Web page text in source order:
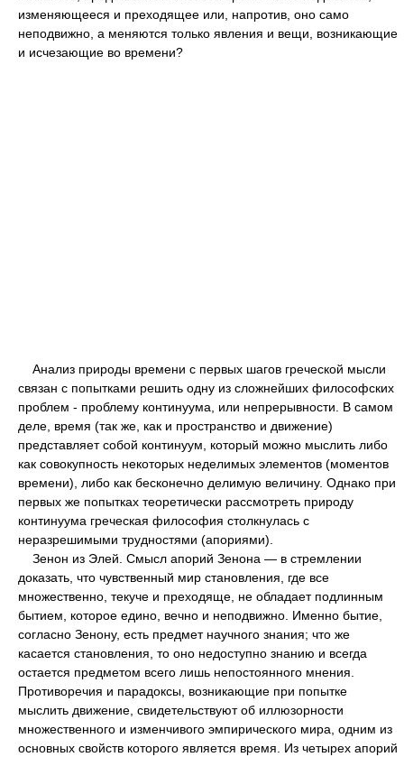
изменяющееся и преходящее или, напротив, оно само
неподвижно, а меняются только явления и вещи, возникающие
и исчезающие во времени?
Анализ природы времени с первых шагов греческой мысли
связан с попытками решить одну из сложнейших философских
проблем - проблему континуума, или непрерывности. В самом
деле, время (так же, как и пространство и движение)
представляет собой континуум, который можно мыслить либо
как совокупность некоторых неделимых элементов (моментов
времени), либо как бесконечно делимую величину. Однако при
первых же попытках теоретически рассмотреть природу
континуума греческая философия столкнулась с
неразрешимыми трудностями (апориями).
Зенон из Элей. Смысл апорий Зенона — в стремлении
доказать, что чувственный мир становления, где все
множественно, текуче и преходяще, не обладает подлинным
бытием, которое едино, вечно и неподвижно. Именно бытие,
согласно Зенону, есть предмет научного знания; что же
касается становления, то оно недоступно знанию и всегда
остается предметом всего лишь непостоянного мнения.
Противоречия и парадоксы, возникающие при попытке
мыслить движение, свидетельствуют об иллюзорности
множественного и изменчивого эмпирического мира, одним из
основных свойств которого является время. Из четырех апорий